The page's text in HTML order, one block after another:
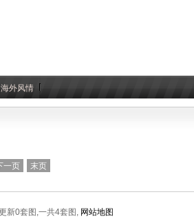
海外风情
一页 末页
新0套图,一共4套图, 网站地图